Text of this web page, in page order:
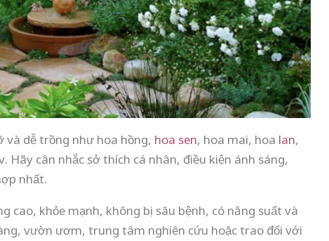
và dễ trồng như hoa hồng, hoa sen, hoa mai, hoa lan,
Hãy cân nhắc sở thích cá nhân, điều kiện ánh sáng,
nhất.
cao, khỏe mạnh, không bị sâu bệnh, có năng suất và
vườn ươm, trung tâm nghiên cứu hoặc trao đổi với